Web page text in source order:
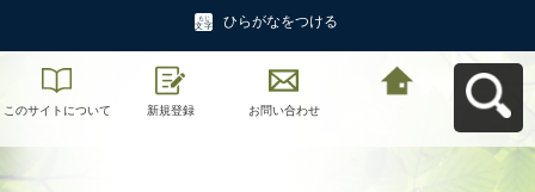
ひらがなをつける
このサイトについて 新規登録 お問い合わせ